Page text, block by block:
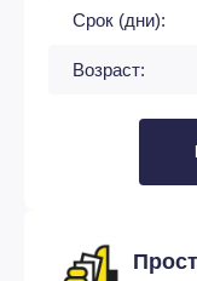
Срок (дни):
Возраст: